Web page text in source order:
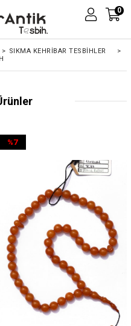
0
> SIKMA KEHRİBAR TESBİHLER
>
%7